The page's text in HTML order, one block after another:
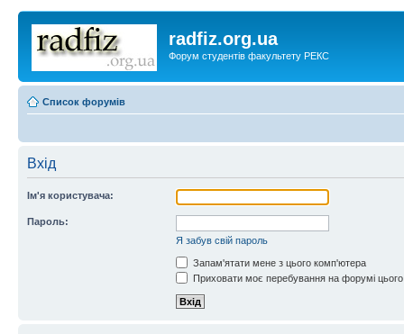
radfiz.org.ua
Форум студентів факультету РЕКС
Список форумів
Вхід
Ім'я користувача:
Пароль:
Я забув свій пароль
Запам'ятати мене з цього комп'ютера
Приховати моє перебування на форумі